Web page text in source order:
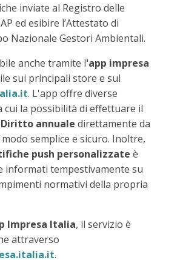
inviate al Registro delle
ed esibire l’Attestato di
Nazionale Gestori Ambientali.
anche tramite l'app impresa
sui principali store e sul
. L'app offre diverse
la possibilità di effettuare il
Diritto annuale direttamente da
semplice e sicuro. Inoltre,
push personalizzate è
informati tempestivamente su
normativi della propria
Impresa Italia, il servizio è
attraverso
.